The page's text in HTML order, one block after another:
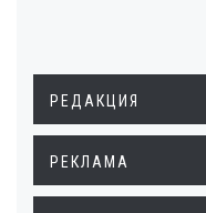
РЕДАКЦИЯ
РЕКЛАМА